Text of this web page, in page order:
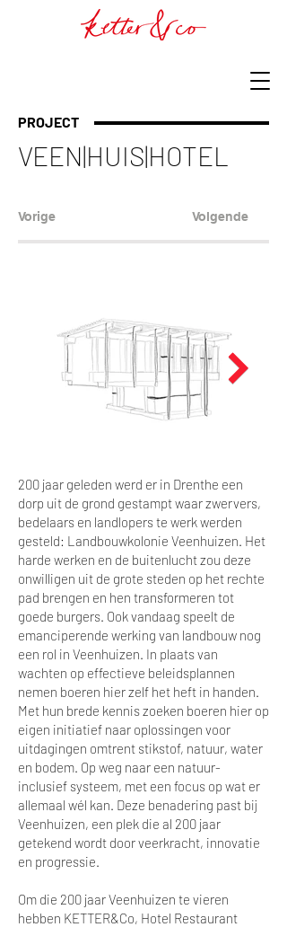
PROJECT
VEEN|HUIS|HOTEL
Vorige Volgende
200 jaar geleden werd er in Drenthe een
dorp uit de grond gestampt waar zwervers,
bedelaars en landlopers te werk werden
gesteld: Landbouwkolonie Veenhuizen. Het
harde werken en de buitenlucht zou deze
onwilligen uit de grote steden op het rechte
pad brengen en hen transformeren tot
goede burgers. Ook vandaag speelt de
emanciperende werking van landbouw nog
een rol in Veenhuizen. In plaats van
wachten op effectieve beleidsplannen
nemen boeren hier zelf het heft in handen.
Met hun brede kennis zoeken boeren hier op
eigen initiatief naar oplossingen voor
uitdagingen omtrent stikstof, natuur, water
en bodem. Op weg naar een natuur-
inclusief systeem, met een focus op wat er
allemaal wél kan. Deze benadering past bij
Veenhuizen, een plek die al 200 jaar
getekend wordt door veerkracht, innovatie
en progressie.
Om die 200 jaar Veenhuizen te vieren
hebben KETTER&Co, Hotel Restaurant